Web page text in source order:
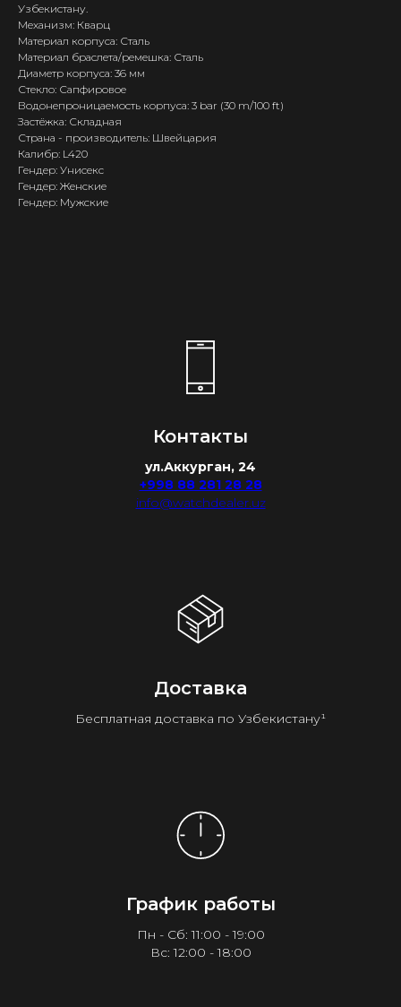
Узбекистану.
Механизм: Кварц
Материал корпуса: Сталь
Материал браслета/ремешка: Сталь
Диаметр корпуса: 36 мм
Стекло: Сапфировое
Водонепроницаемость корпуса: 3 bar (30 m/100 ft)
Застёжка: Складная
Страна - производитель: Швейцария
Калибр: L420
Гендер: Унисекс
Гендер: Женские
Гендер: Мужские
Контакты
ул.Аккурган, 24
+998 88 281 28 28
info@watchdealer.uz
Доставка
Бесплатная доставка по Узбекистану¹
График работы
Пн - Сб: 11:00 - 19:00
Вс: 12:00 - 18:00